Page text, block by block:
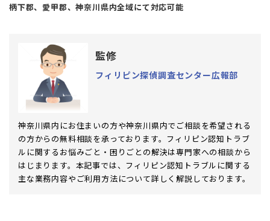
柄下郡、愛甲郡、神奈川県内全域にて対応可能
監修
フィリピン探偵調査センター広報部
神奈川県内にお住まいの方や神奈川県内でご相談を希望される
の方からの無料相談を承っております。フィリピン認知トラブ
ルに関するお悩みごと・困りごとの解決は専門家への相談から
はじまります。本記事では、フィリピン認知トラブルに関する
主な業務内容やご利用方法について詳しく解説しております。